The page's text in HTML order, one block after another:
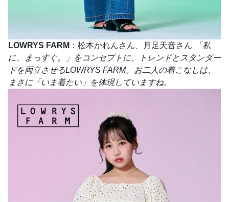
LOWRYS FARM ：松本かれんさん、月足天音さん
「私
に、まっすぐ。」をコンセプトに、トレンドとスタンダー
ドを両立させるLOWRYS FARM。お二人の着こなしは、
まさに「いま着たい」を体現していますね。